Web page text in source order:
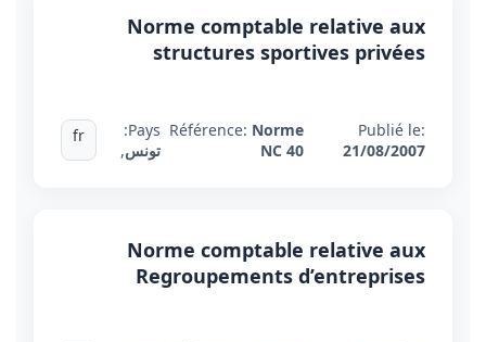
Norme comptable relative aux
structures sportives privées
Publié le:
21/08/2007
Référence: Norme
NC 40
Pays:
تونس,
fr
Norme comptable relative aux
Regroupements d’entreprises